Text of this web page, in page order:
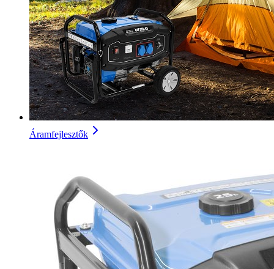
Áramfejlesztők